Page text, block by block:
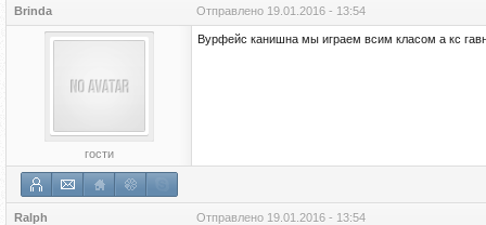
Brinda Отправлено 19.01.2016 - 13:54
гости
Вурфейс канишна мы играем всим класом а кс
Ralph Отправлено 19.01.2016 - 13:54